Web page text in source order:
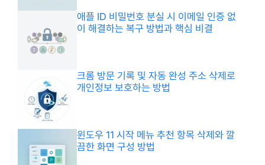
애플 ID 비밀번호 분실 시 이메일 인증 없
이 해결하는 복구 방법과 핵심 비결
크롬 방문 기록 및 자동 완성 주소 삭제로
개인정보 보호하는 방법
윈도우 11 시작 메뉴 추천 항목 삭제와 깔
끔한 화면 구성 방법